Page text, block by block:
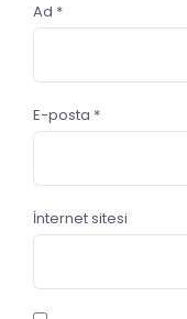
Ad *
E-posta *
İnternet sitesi